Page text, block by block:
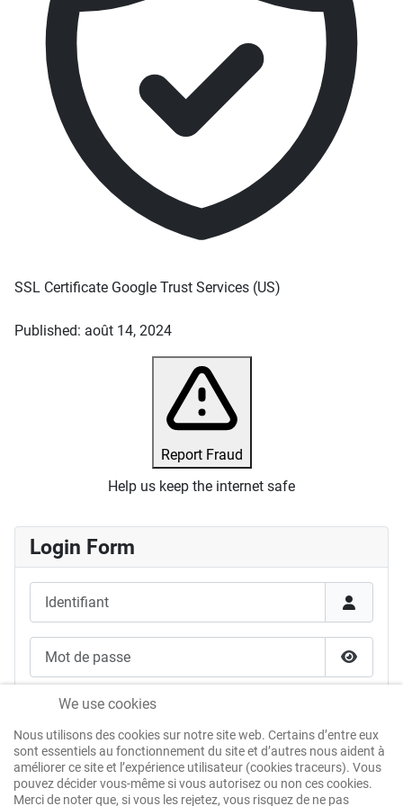
SSL Certificate Google Trust Services (US)
Published: août 14, 2024
Report Fraud
Help us keep the internet safe
Login Form
Afficher
Se souvenir de moi
Authentification Web
We use cookies
Nous utilisons des cookies sur notre site web. Certains d’entre eux
sont essentiels au fonctionnement du site et d’autres nous aident à
améliorer ce site et l’expérience utilisateur (cookies traceurs). Vous
pouvez décider vous-même si vous autorisez ou non ces cookies.
Merci de noter que, si vous les rejetez, vous risquez de ne pas